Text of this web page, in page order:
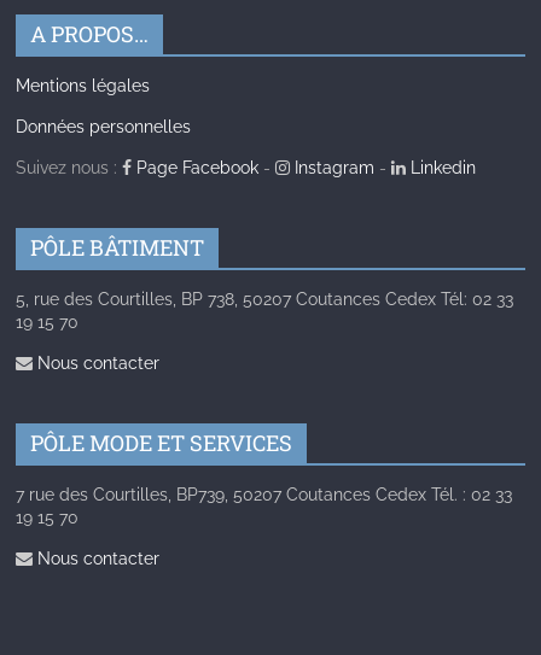
A PROPOS…
Mentions légales
Données personnelles
Suivez nous : Page Facebook - Instagram - Linkedin
PÔLE BÂTIMENT
5, rue des Courtilles, BP 738, 50207 Coutances Cedex Tél: 02 33
19 15 70
Nous contacter
PÔLE MODE ET SERVICES
7 rue des Courtilles, BP739, 50207 Coutances Cedex Tél. : 02 33
19 15 70
Nous contacter